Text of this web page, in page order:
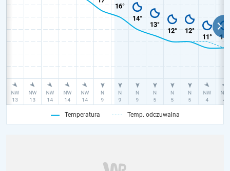
Temperatura Temp. odczuwalna